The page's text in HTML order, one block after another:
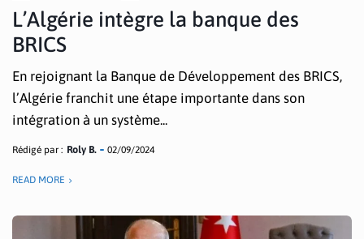
L’Algérie intègre la banque des
BRICS
En rejoignant la Banque de Développement des BRICS,
l’Algérie franchit une étape importante dans son
intégration à un système...
Rédigé par : Roly B. 02/09/2024
READ MORE